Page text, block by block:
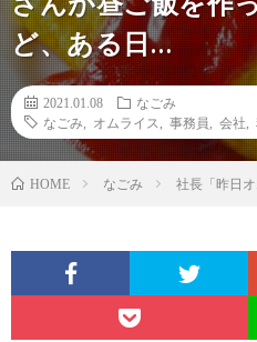
ど、ある日…
2021.01.08
なごみ
なごみ
オムライス 事務員 会社
HOME なごみ 社長「昨日